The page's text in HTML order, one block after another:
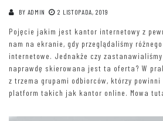
BY ADMIN 2 LISTOPADA, 2019
Pojęcie jakim jest kantor internetowy z
nam na ekranie, gdy przeglądaliśmy
internetowe. Jednakże czy
naprawdę skierowana jest ta oferta? W
z trzema grupami odbiorców, którzy powinni
platform takich jak kantor online. Mowa